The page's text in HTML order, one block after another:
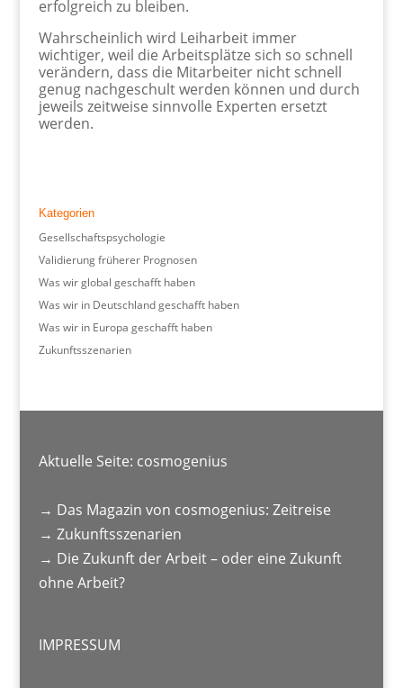
erfolgreich zu bleiben.
Wahrscheinlich wird Leiharbeit immer
wichtiger, weil die Arbeitsplätze sich so schnell
verändern, dass die Mitarbeiter nicht schnell
genug nachgeschult werden können und durch
jeweils zeitweise sinnvolle Experten ersetzt
werden.
Kategorien
Gesellschaftspsychologie
Validierung früherer Prognosen
Was wir global geschafft haben
Was wir in Deutschland geschafft haben
Was wir in Europa geschafft haben
Zukunftsszenarien
Aktuelle Seite: cosmogenius
→ Das Magazin von cosmogenius: Zeitreise
→ Zukunftsszenarien
→ Die Zukunft der Arbeit – oder eine Zukunft
ohne Arbeit?
IMPRESSUM